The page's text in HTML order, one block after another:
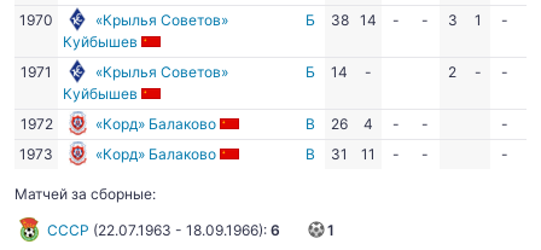
1970
«Крылья Советов»
Куйбышев
Б 38 14 - - 3 1 -
1971
«Крылья Советов»
Куйбышев
Б 14 - 2 - -
1972 «Корд» Балаково В 26 4 - - -
1973
«Корд» Балаково В 31 11 - - -
Матчей за сборные:
СССР (22.07.1963 - 18.09.1966): 6 1